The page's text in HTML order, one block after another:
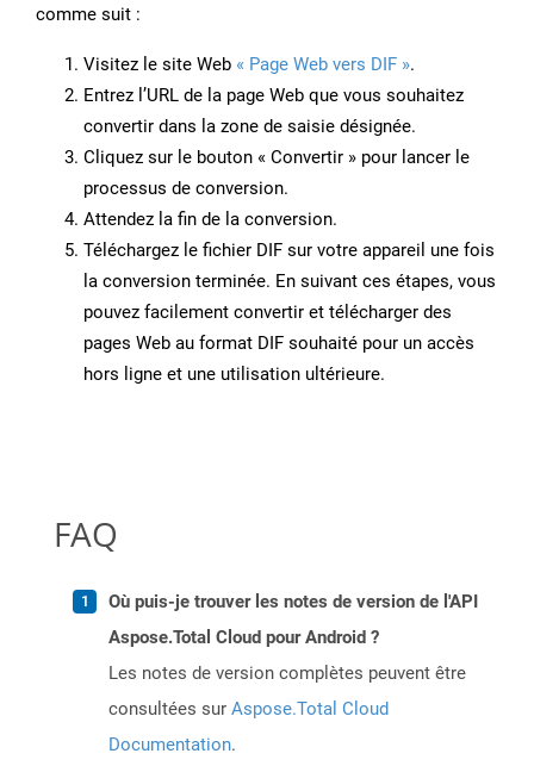
comme suit :
Visitez le site Web « Page Web vers DIF ».
Entrez l’URL de la page Web que vous souhaitez
convertir dans la zone de saisie désignée.
Cliquez sur le bouton « Convertir » pour lancer le
processus de conversion.
Attendez la fin de la conversion.
Téléchargez le fichier DIF sur votre appareil une fois
la conversion terminée. En suivant ces étapes, vous
pouvez facilement convertir et télécharger des
pages Web au format DIF souhaité pour un accès
hors ligne et une utilisation ultérieure.
FAQ
Où puis-je trouver les notes de version de l'API
Aspose.Total Cloud pour Android ?
Les notes de version complètes peuvent être
consultées sur Aspose.Total Cloud
Documentation.